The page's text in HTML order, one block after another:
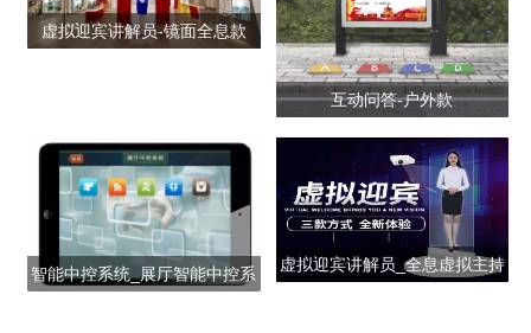
虚拟迎宾讲解员-镜面全息款
互动问答-户外款
智能中控系统_展厅智能中控系
虚拟迎宾讲解员_全息虚拟主持